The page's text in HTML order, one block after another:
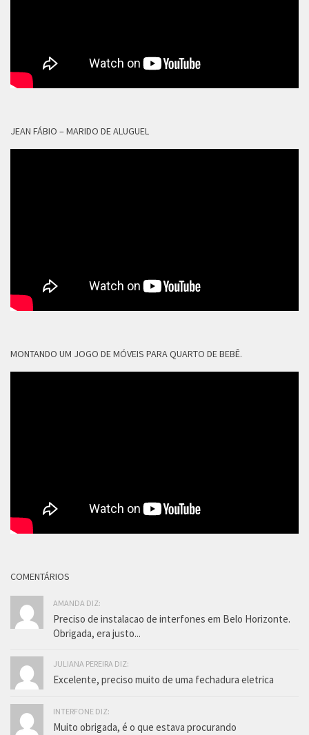
JEAN FÁBIO – MARIDO DE ALUGUEL
MONTANDO UM JOGO DE MÓVEIS PARA QUARTO DE BEBÊ.
COMENTÁRIOS
AMANDA DIZ:
Preciso de instalacao de interfones em Belo Horizonte.
Obrigada, era justo...
JULIANA PEREIRA DIZ:
Excelente, preciso muito de uma fechadura eletrica
INTERFONE DIZ:
Muito obrigada, é o que estava procurando